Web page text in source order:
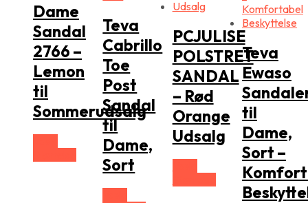
Dame
Sandal
2766 –
Lemon
til
Sommerudsalg
Teva
Cabrillo
Toe
Post
Sandal
til
Dame,
Sort
PCJULISE
POLSTRET
SANDAL
– Rød
Orange
Udsalg
Teva
Ewaso
til
Dame,
Sort –